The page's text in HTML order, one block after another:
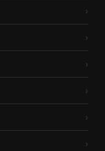
›
›
›
›
›
›